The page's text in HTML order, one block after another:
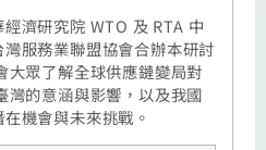
濟研究院 WTO 及 RTA 中
服務業聯盟協會合辦本研討
大眾了解全球供應鏈變局對
灣的意涵與影響，以及我國
機會與未來挑戰。